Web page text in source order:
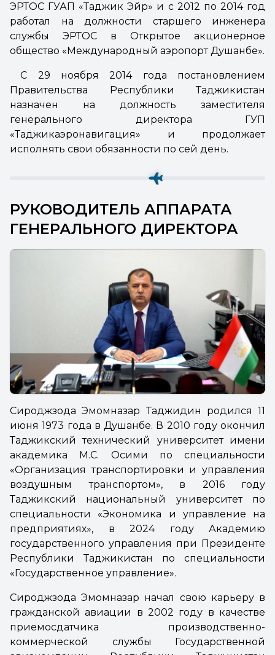
ЭРТОС ГУАП «Таджик Эйр» и с 2012 по 2014 год
работал на должности старшего инженера
службы ЭРТОС в Открытое акционерное
общество «Международный аэропорт Душанбе».
С 29 ноября 2014 года постановлением
Правительства Республики Таджикистан
назначен на должность заместителя
генерального директора ГУП
«Таджикаэронавигация» и продолжает
исполнять свои обязанности по сей день.
РУКОВОДИТЕЛЬ АППАРАТА
ГЕНЕРАЛЬНОГО ДИРЕКТОРА
Сироджзода Эмомназар Таджидин родился 11
июня 1973 года в Душанбе. В 2010 году окончил
Таджикский технический университет имени
академика М.С. Осими по специальности
«Организация транспортировки и управления
воздушным транспортом», в 2016 году
Таджикский национальный университет по
специальности «Экономика и управление на
предприятиях», в 2024 году Академию
государственного управления при Президенте
Республики Таджикистан по специальности
«Государственное управление».
Сироджзода Эмомназар начал свою карьеру в
гражданской авиации в 2002 году в качестве
приемосдатчика производственно-
коммерческой службы Государственной